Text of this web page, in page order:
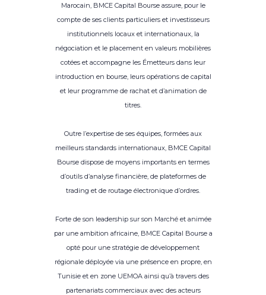
Marocain, BMCE Capital Bourse assure, pour le
compte de ses clients particuliers et investisseurs
institutionnels locaux et internationaux, la
négociation et le placement en valeurs mobilières
cotées et accompagne les Émetteurs dans leur
introduction en bourse, leurs opérations de capital
et leur programme de rachat et d’animation de
titres.
Outre l’expertise de ses équipes, formées aux
meilleurs standards internationaux, BMCE Capital
Bourse dispose de moyens importants en termes
d’outils d’analyse financière, de plateformes de
trading et de routage électronique d’ordres.
Forte de son leadership sur son Marché et animée
par une ambition africaine, BMCE Capital Bourse a
opté pour une stratégie de développement
régionale déployée via une présence en propre, en
Tunisie et en zone UEMOA ainsi qu’à travers des
partenariats commerciaux avec des acteurs